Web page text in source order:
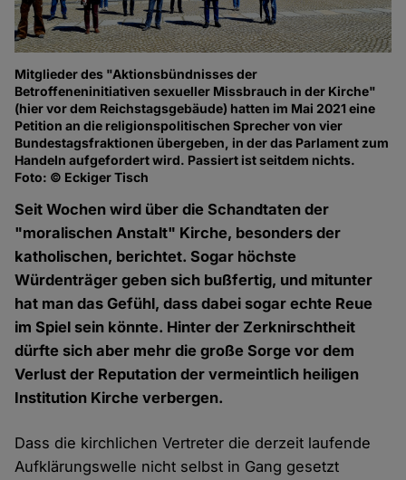
Mitglieder des "Aktionsbündnisses der
Betroffeneninitiativen sexueller Missbrauch in der Kirche"
(hier vor dem Reichstagsgebäude) hatten im Mai 2021 eine
Petition an die religionspolitischen Sprecher von vier
Bundestagsfraktionen übergeben, in der das Parlament zum
Handeln aufgefordert wird. Passiert ist seitdem nichts.
Foto: © Eckiger Tisch
Seit Wochen wird über die Schandtaten der
"moralischen Anstalt" Kirche, besonders der
katholischen, berichtet. Sogar höchste
Würdenträger geben sich bußfertig, und mitunter
hat man das Gefühl, dass dabei sogar echte Reue
im Spiel sein könnte. Hinter der Zerknirschtheit
dürfte sich aber mehr die große Sorge vor dem
Verlust der Reputation der vermeintlich heiligen
Institution Kirche verbergen.
Dass die kirchlichen Vertreter die derzeit laufende
Aufklärungswelle nicht selbst in Gang gesetzt